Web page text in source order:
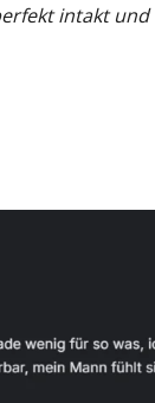
intakt